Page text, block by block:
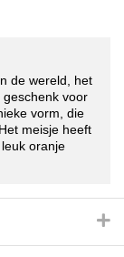
de wereld, het
geschenk voor
vorm, die
meisje heeft
oranje